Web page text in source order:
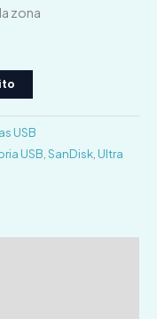
zona
USB
USB SanDisk Ultra